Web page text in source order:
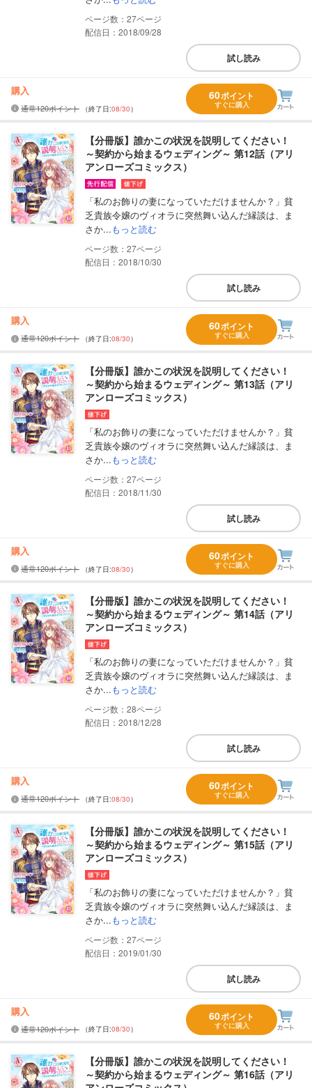
27
配信日：2018/09/28
試し読み
購入
通常120ポイント （終了日:08/30）
60ポイント
すぐに購入
【分冊版】誰かこの状況を説明してください！
～契約から始まるウェディング～ 第12話（アリ
アンローズコミックス）
「私のお飾りの妻になっていただけませんか？」貧
乏貴族令嬢のヴィオラに突然舞い込んだ縁談は、ま
さか...もっと読む
27
配信日：2018/10/30
試し読み
購入
通常120ポイント （終了日:08/30）
60ポイント
すぐに購入
【分冊版】誰かこの状況を説明してください！
～契約から始まるウェディング～ 第13話（アリ
アンローズコミックス）
「私のお飾りの妻になっていただけませんか？」貧
乏貴族令嬢のヴィオラに突然舞い込んだ縁談は、ま
さか...もっと読む
27
配信日：2018/11/30
試し読み
購入
通常120ポイント （終了日:08/30）
60ポイント
すぐに購入
【分冊版】誰かこの状況を説明してください！
～契約から始まるウェディング～ 第14話（アリ
アンローズコミックス）
「私のお飾りの妻になっていただけませんか？」貧
乏貴族令嬢のヴィオラに突然舞い込んだ縁談は、ま
さか...もっと読む
28
配信日：2018/12/28
試し読み
購入
通常120ポイント （終了日:08/30）
60ポイント
すぐに購入
【分冊版】誰かこの状況を説明してください！
～契約から始まるウェディング～ 第15話（アリ
アンローズコミックス）
「私のお飾りの妻になっていただけませんか？」貧
乏貴族令嬢のヴィオラに突然舞い込んだ縁談は、ま
さか...もっと読む
27
配信日：2019/01/30
試し読み
購入
通常120ポイント （終了日:08/30）
60ポイント
すぐに購入
【分冊版】誰かこの状況を説明してください！
～契約から始まるウェディング～ 第16話（アリ